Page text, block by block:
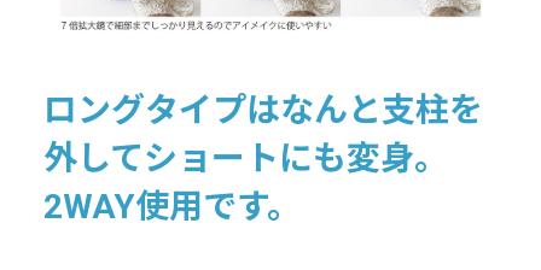
ロングタイプはなんと支柱を
外してショートにも変身。
2WAY使用です。